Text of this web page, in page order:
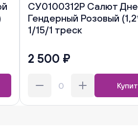
СУ0100312Р Салют
Гендерный Розовый
1/15/1 треск
2 500 ₽